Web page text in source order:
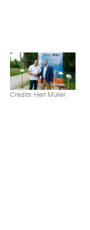
Credits: Herr Müller